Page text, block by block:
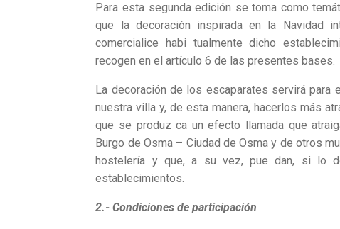
Para esta segunda edición se toma como
que la decoración inspirada en la Navidad
comercialice habi­ tualmente dicho
recogen en el artículo 6 de las presentes bases.
La decoración de los escaparates servirá
nuestra villa y, de esta manera, hacerlos más
que se produz­ ca un efecto llamada que
Burgo de Osma – Ciudad de Osma y de otros
hostelería y que, a su vez, pue­ dan, si lo
establecimientos.
2.- Condiciones de participación